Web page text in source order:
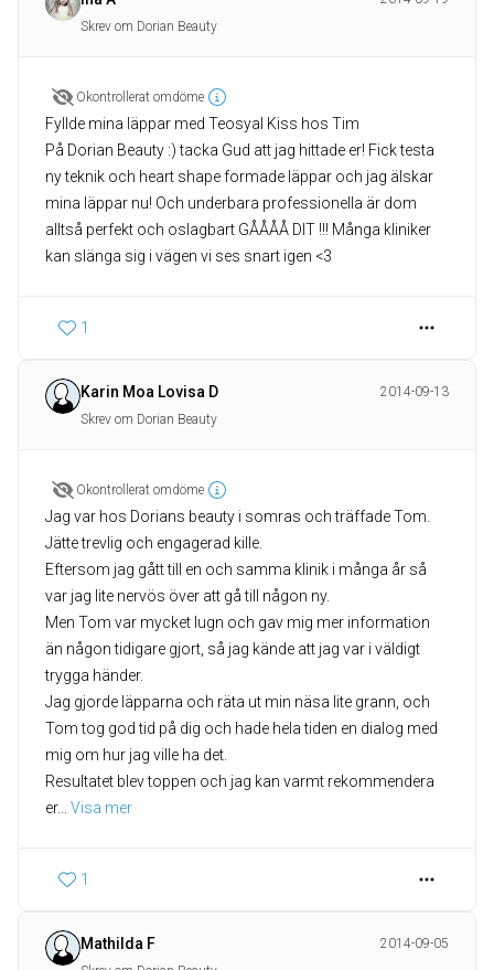
Skrev om Dorian Beauty
Okontrollerat omdöme
Fyllde mina läppar med Teosyal Kiss hos Tim
På Dorian Beauty :) tacka Gud att jag hittade er! Fick testa
ny teknik och heart shape formade läppar och jag älskar
mina läppar nu! Och underbara professionella är dom
alltså perfekt och oslagbart GÅÅÅÅ DIT !!! Många kliniker
kan slänga sig i vägen vi ses snart igen <3
1
Karin Moa Lovisa D
2014-09-13
Skrev om Dorian Beauty
Okontrollerat omdöme
Jag var hos Dorians beauty i somras och träffade Tom.
Jätte trevlig och engagerad kille.
Eftersom jag gått till en och samma klinik i många år så
var jag lite nervös över att gå till någon ny.
Men Tom var mycket lugn och gav mig mer information
än någon tidigare gjort, så jag kände att jag var i väldigt
trygga händer.
Jag gjorde läpparna och räta ut min näsa lite grann, och
Tom tog god tid på dig och hade hela tiden en dialog med
mig om hur jag ville ha det.
Resultatet blev toppen och jag kan varmt rekommendera
er... Visa mer
1
Mathilda F
2014-09-05